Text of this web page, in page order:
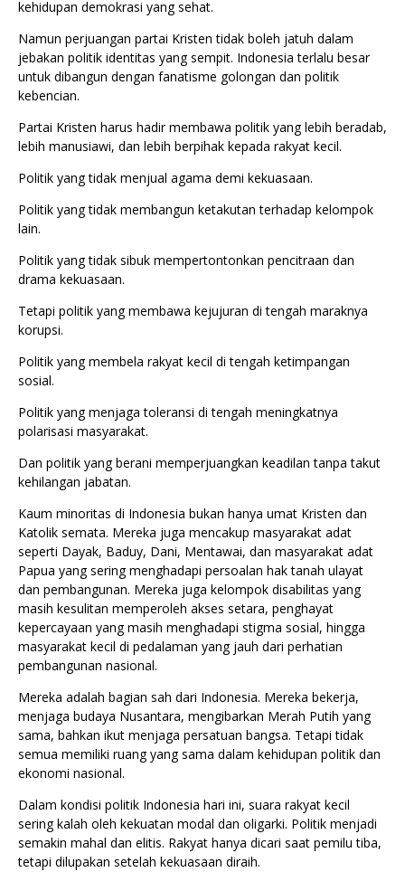
kehidupan demokrasi yang sehat.
Namun perjuangan partai Kristen tidak boleh jatuh dalam
jebakan politik identitas yang sempit. Indonesia terlalu besar
untuk dibangun dengan fanatisme golongan dan politik
kebencian.
Partai Kristen harus hadir membawa politik yang lebih beradab,
lebih manusiawi, dan lebih berpihak kepada rakyat kecil.
Politik yang tidak menjual agama demi kekuasaan.
Politik yang tidak membangun ketakutan terhadap kelompok
lain.
Politik yang tidak sibuk mempertontonkan pencitraan dan
drama kekuasaan.
Tetapi politik yang membawa kejujuran di tengah maraknya
korupsi.
Politik yang membela rakyat kecil di tengah ketimpangan
sosial.
Politik yang menjaga toleransi di tengah meningkatnya
polarisasi masyarakat.
Dan politik yang berani memperjuangkan keadilan tanpa takut
kehilangan jabatan.
Kaum minoritas di Indonesia bukan hanya umat Kristen dan
Katolik semata. Mereka juga mencakup masyarakat adat
seperti Dayak, Baduy, Dani, Mentawai, dan masyarakat adat
Papua yang sering menghadapi persoalan hak tanah ulayat
dan pembangunan. Mereka juga kelompok disabilitas yang
masih kesulitan memperoleh akses setara, penghayat
kepercayaan yang masih menghadapi stigma sosial, hingga
masyarakat kecil di pedalaman yang jauh dari perhatian
pembangunan nasional.
Mereka adalah bagian sah dari Indonesia. Mereka bekerja,
menjaga budaya Nusantara, mengibarkan Merah Putih yang
sama, bahkan ikut menjaga persatuan bangsa. Tetapi tidak
semua memiliki ruang yang sama dalam kehidupan politik dan
ekonomi nasional.
Dalam kondisi politik Indonesia hari ini, suara rakyat kecil
sering kalah oleh kekuatan modal dan oligarki. Politik menjadi
semakin mahal dan elitis. Rakyat hanya dicari saat pemilu tiba,
tetapi dilupakan setelah kekuasaan diraih.